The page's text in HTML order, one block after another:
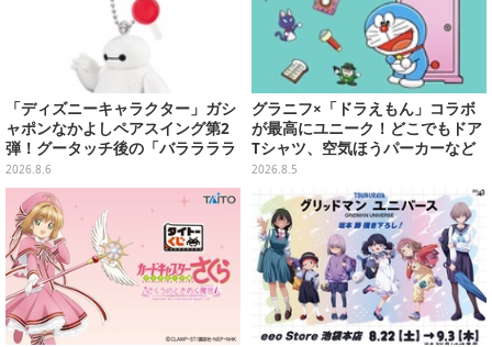
「ディズニーキャラクター」ガシ
ャポンなかよしペアスイング第2
弾！グータッチ後の「バララララ
ララ～♪」を再現したヒロ＆ベイ
マックスなど全4種
2026.8.6
グラニフ×「ドラえもん」コラボ
が最高にユニーク！どこでもドア
Tシャツ、空気ほうパーカーなど
豊富なデザイン
2026.8.5